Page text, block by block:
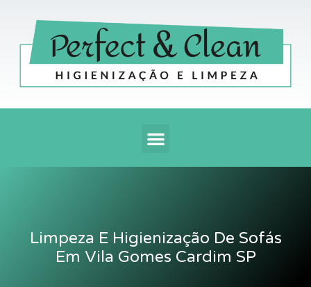
conteúdo
Menu
Limpeza E Higienização De Sofás
Em Vila Gomes Cardim SP